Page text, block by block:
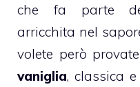
che fa parte
arricchita nel
volete però
vaniglia, classica